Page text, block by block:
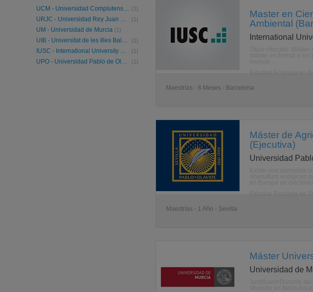
UCM - Universidad Complutense de Madrid (1)
URJC - Universidad Rey Juan Carlos (1)
UM - Universidad de Murcia (1)
UIB - Universitat de les Illes Balears (1)
IUSC - International University Study Center (1)
UPO - Universidad Pablo de Olavide (1)
Master en
Ambiental
International
Maestrías - 8 Meses - Barcelona
Máster de
(Ejecutiva)
Universidad
Maestrías - 1 Año - Sevilla
Máster
Universidad de